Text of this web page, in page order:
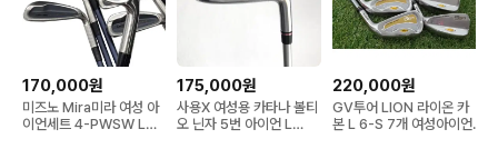
170,000원
미즈노 Mira미라 여성 아
이언세트 4-PWSW L
175,000원
사용X 여성용 카타나 볼티
오 닌자 5번 아이언 L
220,000원
GV투어 LION 라이온 카
본 L 6-S 7개 여성아이언.